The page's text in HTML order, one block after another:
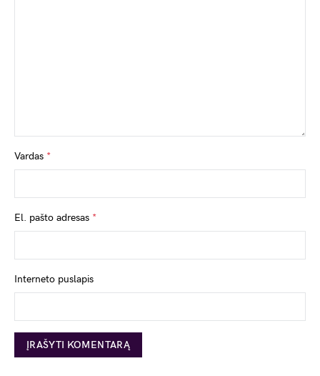
Vardas *
El. pašto adresas *
Interneto puslapis